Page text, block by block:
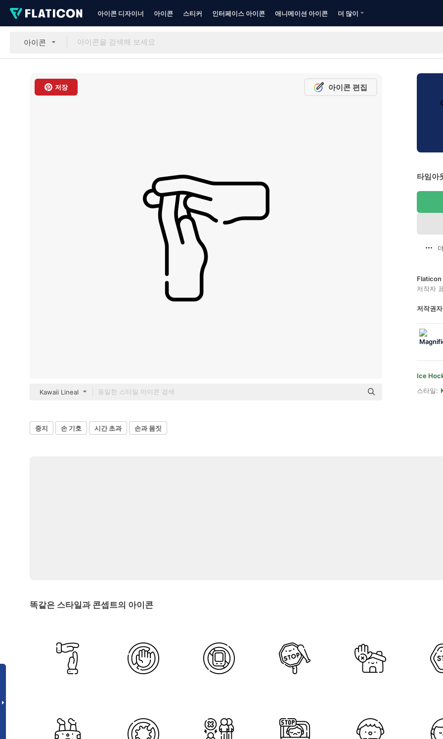
아이콘 디자이너 아이콘 스티커 인터페이스 아이콘 애니메이션 아이콘 더 많이
아이콘
저장 아이콘 편집
Kawaii Lineal
타임아
Flaticon
저작자
저작권
Ice
스타일:
중지 손 기호 시간 초과 손과 몸짓
똑같은 스타일과 콘셉트의 아이콘